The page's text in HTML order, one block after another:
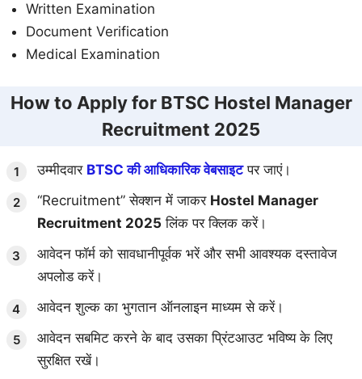
Written Examination
Document Verification
Medical Examination
How to Apply for BTSC Hostel Manager
Recruitment 2025
उम्मीदवार BTSC की आधिकारिक वेबसाइटपर जाएं।
“Recruitment” सेक्शन में जाकर Hostel Manager
Recruitment 2025 लिंक पर क्लिक करें।
आवेदन फॉर्म को सावधानीपूर्वक भरें और सभी आवश्यक दस्तावेज
अपलोड करें।
आवेदन शुल्क का भुगतान ऑनलाइन माध्यम से करें।
आवेदन सबमिट करने के बाद उसका प्रिंटआउट भविष्य के लिए
सुरक्षित रखें।